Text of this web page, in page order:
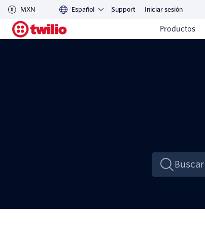
MXN Español Support Iniciar sesión
Productos